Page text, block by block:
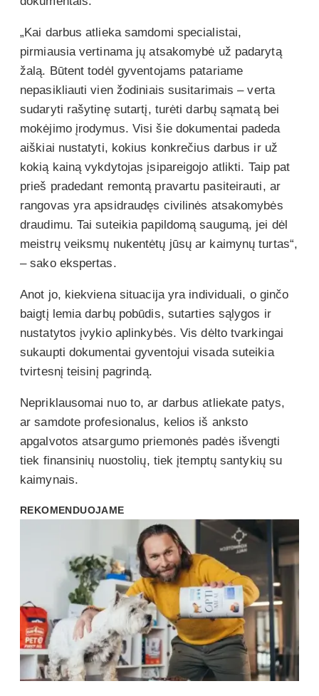
„Kai darbus atlieka samdomi specialistai,
pirmiausia vertinama jų atsakomybė už padarytą
žalą. Būtent todėl gyventojams patariame
nepasikliauti vien žodiniais susitarimais – verta
sudaryti rašytinę sutartį, turėti darbų sąmatą bei
mokėjimo įrodymus. Visi šie dokumentai padeda
aiškiai nustatyti, kokius konkrečius darbus ir už
kokią kainą vykdytojas įsipareigojo atlikti. Taip pat
prieš pradedant remontą pravartu pasiteirauti, ar
rangovas yra apsidraudęs civilinės atsakomybės
draudimu. Tai suteikia papildomą saugumą, jei dėl
meistrų veiksmų nukentėtų jūsų ar kaimynų turtas“,
– sako ekspertas.
Anot jo, kiekviena situacija yra individuali, o ginčo
baigtį lemia darbų pobūdis, sutarties sąlygos ir
nustatytos įvykio aplinkybės. Vis dėlto tvarkingai
sukaupti dokumentai gyventojui visada suteikia
tvirtesnį teisinį pagrindą.
Nepriklausomai nuo to, ar darbus atliekate patys,
ar samdote profesionalus, kelios iš anksto
apgalvotos atsargumo priemonės padės išvengti
tiek finansinių nuostolių, tiek įtemptų santykių su
kaimynais.
REKOMENDUOJAME